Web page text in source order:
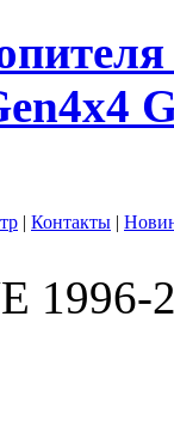
| Контакты |
1996-